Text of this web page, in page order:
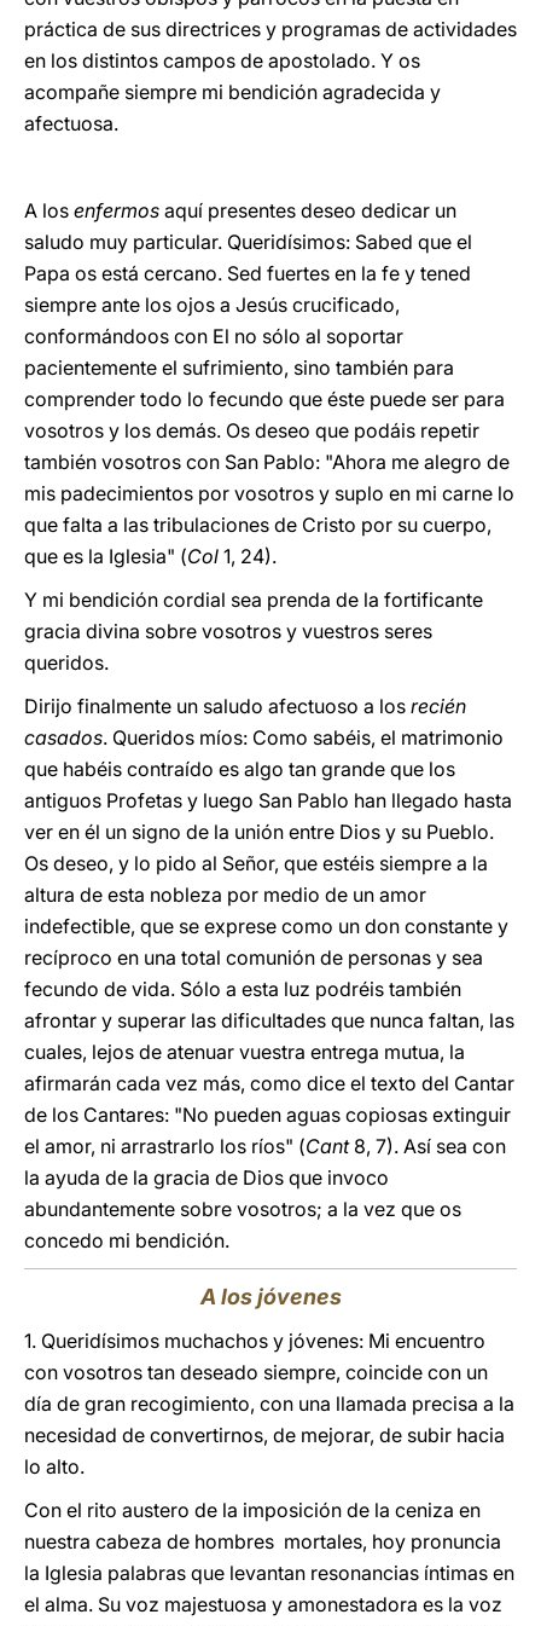
práctica de sus directrices y programas de actividades
en los distintos campos de apostolado. Y os
acompañe siempre mi bendición agradecida y
afectuosa.
A los enfermos aquí presentes deseo dedicar un
saludo muy particular. Queridísimos: Sabed que el
Papa os está cercano. Sed fuertes en la fe y tened
siempre ante los ojos a Jesús crucificado,
conformándoos con El no sólo al soportar
pacientemente el sufrimiento, sino también para
comprender todo lo fecundo que éste puede ser para
vosotros y los demás. Os deseo que podáis repetir
también vosotros con San Pablo: "Ahora me alegro de
mis padecimientos por vosotros y suplo en mi carne lo
que falta a las tribulaciones de Cristo por su cuerpo,
que es la Iglesia" (Col 1, 24).
Y mi bendición cordial sea prenda de la fortificante
gracia divina sobre vosotros y vuestros seres
queridos.
Dirijo finalmente un saludo afectuoso a los recién
casados. Queridos míos: Como sabéis, el matrimonio
que habéis contraído es algo tan grande que los
antiguos Profetas y luego San Pablo han llegado hasta
ver en él un signo de la unión entre Dios y su Pueblo.
Os deseo, y lo pido al Señor, que estéis siempre a la
altura de esta nobleza por medio de un amor
indefectible, que se exprese como un don constante y
recíproco en una total comunión de personas y sea
fecundo de vida. Sólo a esta luz podréis también
afrontar y superar las dificultades que nunca faltan, las
cuales, lejos de atenuar vuestra entrega mutua, la
afirmarán cada vez más, como dice el texto del Cantar
de los Cantares: "No pueden aguas copiosas extinguir
el amor, ni arrastrarlo los ríos" (Cant8, 7). Así sea con
la ayuda de la gracia de Dios que invoco
abundantemente sobre vosotros; a la vez que os
concedo mi bendición.
A los jóvenes
1. Queridísimos muchachos y jóvenes: Mi encuentro
con vosotros tan deseado siempre, coincide con un
día de gran recogimiento, con una llamada precisa a la
necesidad de convertirnos, de mejorar, de subir hacia
lo alto.
Con el rito austero de la imposición de la ceniza en
nuestra cabeza de hombres mortales, hoy pronuncia
la Iglesia palabras que levantan resonancias íntimas en
el alma. Su voz majestuosa y amonestadora es la voz